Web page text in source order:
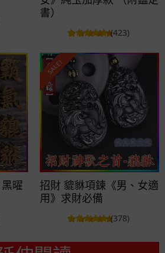
書）
(423)
曜
SALE!
招財 貔貅項鍊《男、女適
用》求財必備
(378)